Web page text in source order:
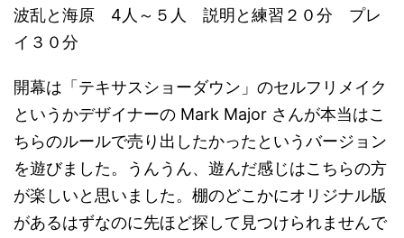
波乱と海原 4人～５人 説明と練習２０分 プレ
イ３０分
開幕は「テキサスショーダウン」のセルフリメイク
というかデザイナーの Mark Major さんが本当はこ
ちらのルールで売り出したかったというバージョン
を遊びました。うんうん、遊んだ感じはこちらの方
が楽しいと思いました。棚のどこかにオリジナル版
があるはずなのに先ほど探して見つけられませんで